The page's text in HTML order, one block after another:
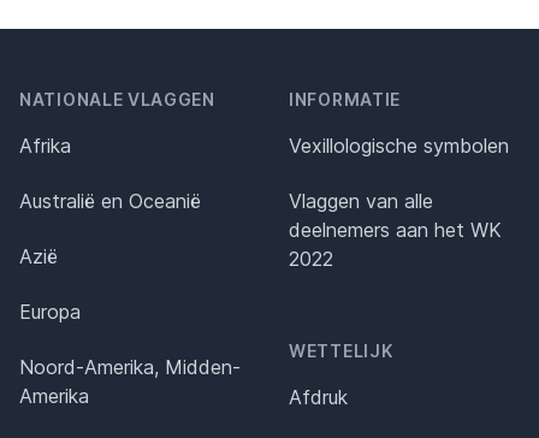
NATIONALE VLAGGEN
Afrika
Australië en Oceanië
Azië
Europa
Noord-Amerika, Midden-
Amerika
INFORMATIE
Vexillologische symbolen
Vlaggen van alle
deelnemers aan het WK
2022
WETTELIJK
Afdruk